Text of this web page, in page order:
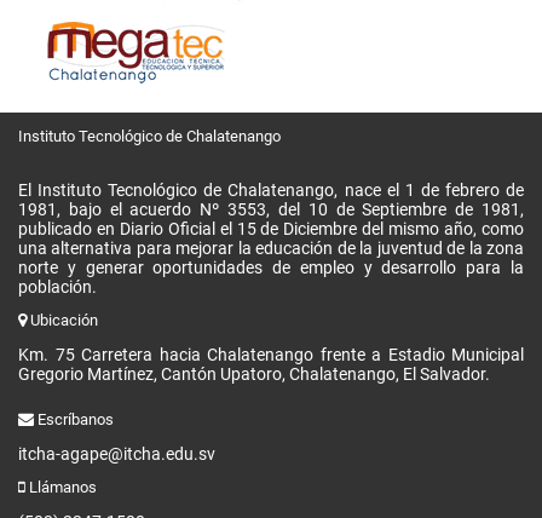
Instituto Tecnológico de Chalatenango
El Instituto Tecnológico de Chalatenango, nace el 1 de febrero de
1981, bajo el acuerdo Nº 3553, del 10 de Septiembre de 1981,
publicado en Diario Oficial el 15 de Diciembre del mismo año, como
una alternativa para mejorar la educación de la juventud de la zona
norte y generar oportunidades de empleo y desarrollo para la
población.
Ubicación
Km. 75 Carretera hacia Chalatenango frente a Estadio Municipal
Gregorio Martínez, Cantón Upatoro, Chalatenango, El Salvador.
Escríbanos
itcha-agape@itcha.edu.sv
Llámanos